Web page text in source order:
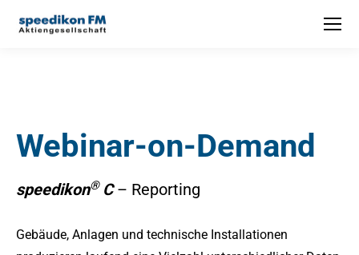
Webinar-on-Demand
speedikon® C– Reporting
Gebäude, Anlagen und technische Installationen